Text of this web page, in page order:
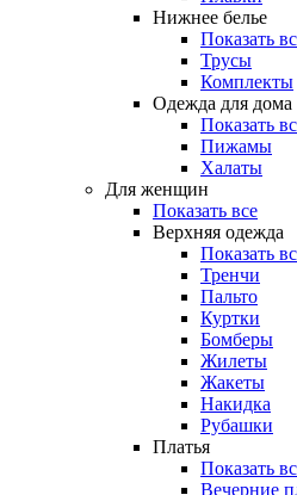
Нижнее белье
Показать
Трусы
Комплекты
Одежда для дома
Показать
Пижамы
Халаты
Для женщин
Показать все
Верхняя одежда
Показать
Тренчи
Пальто
Куртки
Бомберы
Жилеты
Жакеты
Накидка
Рубашки
Платья
Показать
Вечерние